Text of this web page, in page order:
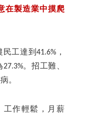
在製造業中摸爬
工達到41.6%，
。招工難、
。
工作輕鬆，月薪